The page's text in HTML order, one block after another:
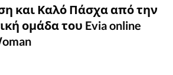
και Καλό Πάσχα από την
ομάδα του Evia online